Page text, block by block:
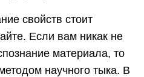
свойств стоит
Если вам никак не
материала, то
научного тыка. В